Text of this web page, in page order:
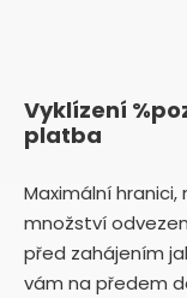
Vyklízení
platba
Maximální
množství
před zahájením
vám na předem